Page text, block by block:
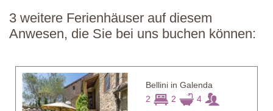
3 weitere Ferienhäuser auf diesem
Anwesen, die Sie bei uns buchen können:
Bellini in Galenda
2
2 4